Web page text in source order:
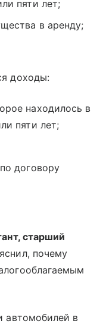
пяти лет;
в аренду;
доходы:
находилось в
пяти лет;
договору
старший
почему
автомобилей в